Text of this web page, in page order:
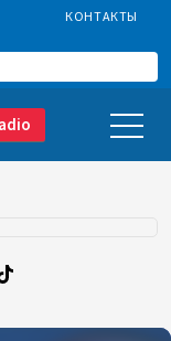
КОНТАКТЫ